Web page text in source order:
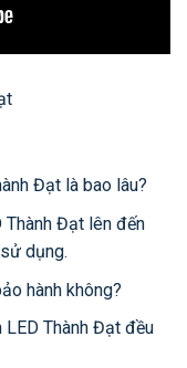
Đạt là bao lâu?
Đạt lên đến
dụng.
hành không?
Thành Đạt đều